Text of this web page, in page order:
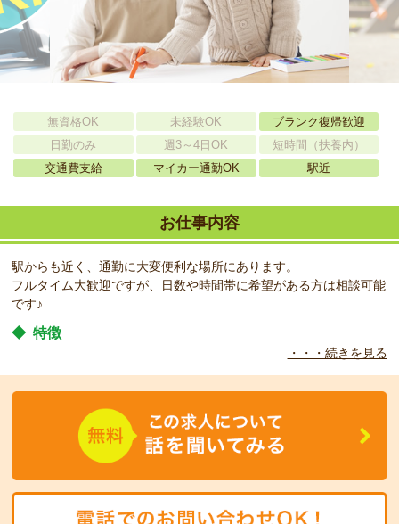
無資格OK 未経験OK
ブランク復帰歓迎
日勤のみ
週3～4日OK
短時間（扶養内）
交通費支給
マイカー通勤OK 駅近
お仕事内容
駅からも近く、通勤に大変便利な場所にあります。
フルタイム大歓迎ですが、日数や時間帯に希望がある方は相談可能
です♪
◆ 特徴
給食も保育の一環としてとらえ、大切にしている園です。
離乳食から乳幼児食まで、体は小さくともこれから育っていく子ど
もたちなので、使う食材や調味料は可能な限り、農薬の少ないも
の、添加物を使用していないものを選んでいます。
・・・続きを見る